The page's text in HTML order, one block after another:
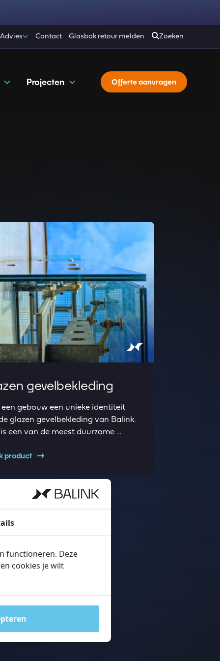
Contact Glasbok retour melden Zoeken
Projecten Offerte aanvragen
about Glazen gevelbekleding
gevelbekleding
een gebouw een unieke identiteit
glazen gevelbekleding van Balink.
een van de meest duurzame …
product
functioneren. Deze
cookies je wilt